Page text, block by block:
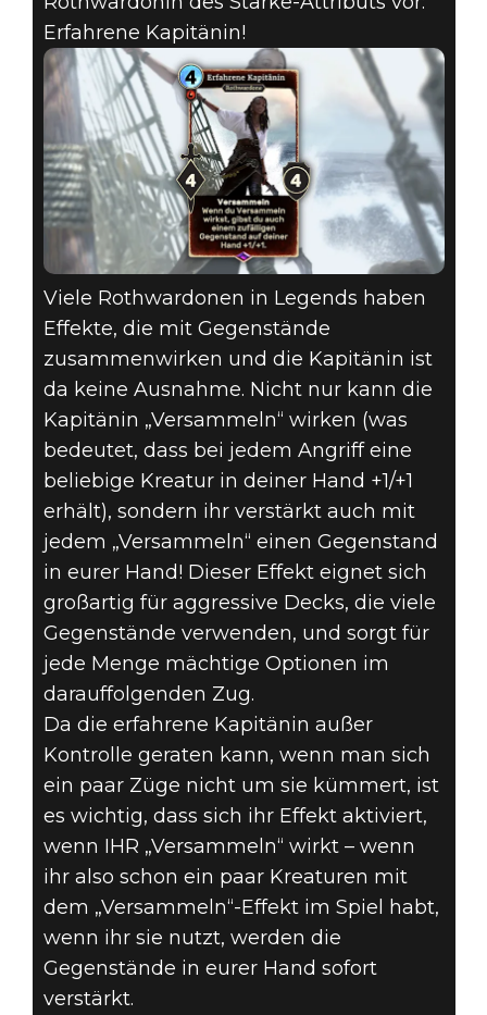
Erfahrene Kapitänin!
Viele Rothwardonen in Legends haben
Effekte, die mit Gegenstände
zusammenwirken und die Kapitänin ist
da keine Ausnahme. Nicht nur kann die
Kapitänin „Versammeln“ wirken (was
bedeutet, dass bei jedem Angriff eine
beliebige Kreatur in deiner Hand +1/+1
erhält), sondern ihr verstärkt auch mit
jedem „Versammeln“ einen Gegenstand
in eurer Hand! Dieser Effekt eignet sich
großartig für aggressive Decks, die viele
Gegenstände verwenden, und sorgt für
jede Menge mächtige Optionen im
darauffolgenden Zug.
Da die erfahrene Kapitänin außer
Kontrolle geraten kann, wenn man sich
ein paar Züge nicht um sie kümmert, ist
es wichtig, dass sich ihr Effekt aktiviert,
wenn IHR „Versammeln“ wirkt – wenn
ihr also schon ein paar Kreaturen mit
dem „Versammeln“-Effekt im Spiel habt,
wenn ihr sie nutzt, werden die
Gegenstände in eurer Hand sofort
verstärkt.